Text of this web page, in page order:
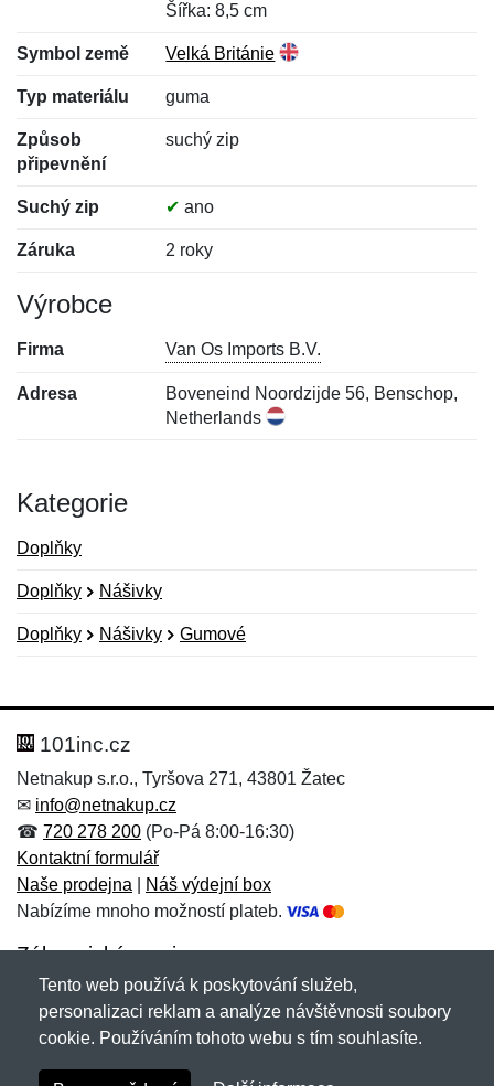
Šířka: 8,5 cm
Symbol země Velká Británie
Typ materiálu guma
Způsob
připevnění
suchý zip
Suchý zip ✔ ano
Záruka 2 roky
Výrobce
Firma Van Os Imports B.V.
Adresa
Boveneind Noordzijde 56, Benschop,
Netherlands
Kategorie
Doplňky
Doplňky Nášivky
Doplňky Nášivky Gumové
Hodnocení:
Jméno: *
Zpráva*
Jméno:
E-mail:*
101inc.cz
Netnakup s.r.o., Tyršova 271, 43801 Žatec
✉ info@netnakup.cz
☎ 720 278 200 (Po-Pá 8:00-16:30)
Kontaktní formulář
Naše prodejna
Náš výdejní box
Nabízíme mnoho možností plateb.
Zákaznický servis
Novinky emailem
Tento web používá k poskytování služeb,
personalizaci reklam a analýze návštěvnosti soubory
cookie. Používáním tohoto webu s tím souhlasíte.